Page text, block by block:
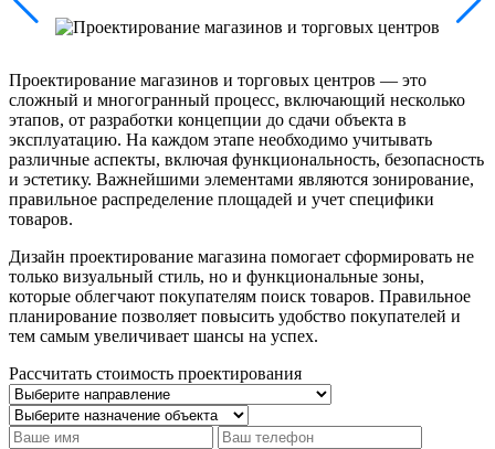
Проектирование магазинов и торговых центров — это
сложный и многогранный процесс, включающий несколько
этапов, от разработки концепции до сдачи объекта в
эксплуатацию. На каждом этапе необходимо учитывать
различные аспекты, включая функциональность, безопасность
и эстетику. Важнейшими элементами являются зонирование,
правильное распределение площадей и учет специфики
товаров.
Дизайн проектирование магазина помогает сформировать не
только визуальный стиль, но и функциональные зоны,
которые облегчают покупателям поиск товаров. Правильное
планирование позволяет повысить удобство покупателей и
тем самым увеличивает шансы на успех.
Рассчитать стоимость проектирования